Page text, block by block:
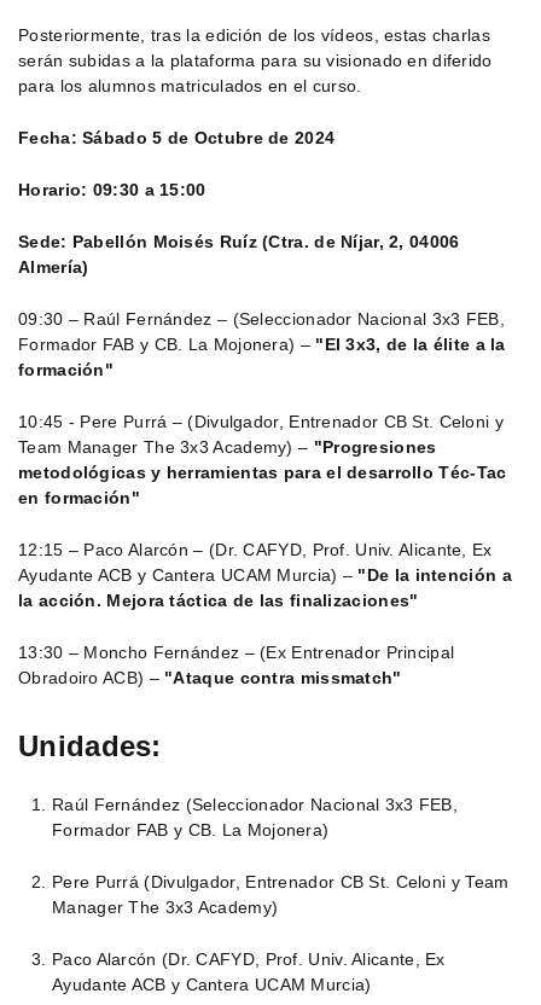
Posteriormente, tras la edición de los vídeos, estas charlas
serán subidas a la plataforma para su visionado en diferido
para los alumnos matriculados en el curso.
Fecha: Sábado 5 de Octubre de 2024
Horario: 09:30 a 15:00
Sede: Pabellón Moisés Ruíz (Ctra. de Níjar, 2, 04006
Almería)
09:30 – Raúl Fernández – (Seleccionador Nacional 3x3 FEB,
Formador FAB y CB. La Mojonera) – "El 3x3, de la élite a la
formación"
10:45 - Pere Purrá – (Divulgador, Entrenador CB St. Celoni y
Team Manager The 3x3 Academy) – "Progresiones
metodológicas y herramientas para el desarrollo Téc-Tac
en formación"
12:15 – Paco Alarcón – (Dr. CAFYD, Prof. Univ. Alicante, Ex
Ayudante ACB y Cantera UCAM Murcia) – "De la intención a
la acción. Mejora táctica de las finalizaciones"
13:30 – Moncho Fernández – (Ex Entrenador Principal
Obradoiro ACB) – "Ataque contra missmatch"
Unidades:
Raúl Fernández (Seleccionador Nacional 3x3 FEB,
Formador FAB y CB. La Mojonera)
Pere Purrá (Divulgador, Entrenador CB St. Celoni y Team
Manager The 3x3 Academy)
Paco Alarcón (Dr. CAFYD, Prof. Univ. Alicante, Ex
Ayudante ACB y Cantera UCAM Murcia)